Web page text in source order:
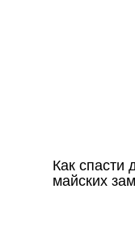
Как спасти
майских